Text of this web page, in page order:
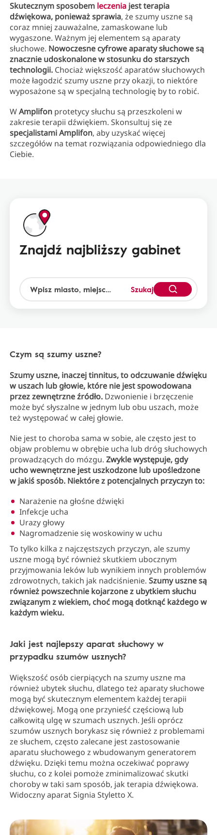
Skutecznym sposobem leczenia jest terapia
dźwiękowa, ponieważ sprawia, że szumy uszne są
coraz mniej zauważalne, zamaskowane lub
wygaszone. Ważnym jej elementem są aparaty
słuchowe. Nowoczesne cyfrowe aparaty słuchowe są
znacznie udoskonalone w stosunku do starszych
technologii. Chociaż większość aparatów słuchowych
może łagodzić szumy uszne przy okazji, to niektóre
wyposażone są w specjalną technologię by to robić.
WAmplifon protetycy słuchu są przeszkoleni w
zakresie terapii dźwiękiem. Skonsultuj się ze
specjalistamiAmplifon, aby uzyskać więcej
szczegółów na temat rozwiązania odpowiedniego dla
Ciebie.
Znajdź najbliższy gabinet
Szukaj
Czym są szumy uszne?
Szumy uszne, inaczej tinnitus, to odczuwanie dźwięku
w uszach lub głowie, które nie jest spowodowana
przez zewnętrzne źródło. Dzwonienie i brzęczenie
może być słyszalne w jednym lub obu uszach, może
też występować w całej głowie.
Nie jest to choroba sama w sobie, ale często jest to
objaw problemu w obrębie ucha lub dróg słuchowych
prowadzących do mózgu. Zwykle występuje, gdy
ucho wewnętrzne jest uszkodzone lub upośledzone
w jakiś sposób. Niektóre z potencjalnych przyczyn to:
Narażenie na głośne dźwięki
Infekcje ucha
Urazy głowy
Nagromadzenie się woskowiny w uchu
To tylko kilka z najczęstszych przyczyn, ale szumy
uszne mogą być również skutkiem ubocznym
przyjmowania leków lub wynikiem innych problemów
zdrowotnych, takich jak nadciśnienie. Szumy uszne są
również powszechnie kojarzone z ubytkiem słuchu
związanym z wiekiem, choć mogą dotknąć każdego w
każdym wieku.
Jaki jest najlepszy aparat słuchowy w
przypadku szumów usznych?
Większość osób cierpiących na szumy uszne ma
również ubytek słuchu, dlatego też aparaty słuchowe
mogą być skutecznym elementem każdej terapii
dźwiękowej. Mogą one przynieść częściową lub
całkowitą ulgę w szumach usznych. Jeśli oprócz
szumów usznych borykasz się również z problemami
ze słuchem, często zalecane jest zastosowanie
aparatu słuchowego z wbudowanym generatorem
dźwięku. Dzięki temu można oczekiwać poprawy
słuchu, co z kolei pomoże zminimalizować skutki
choroby w taki sam sposób, jak terapia dźwiękowa.
Widoczny aparat Signia Styletto X.